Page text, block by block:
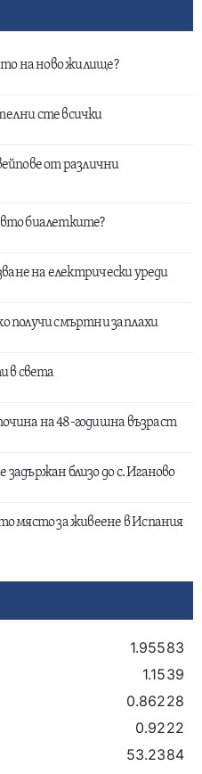
на ново жилище?
сте всички
от различни
биалетките?
на електрически уреди
получи смъртни заплахи
в света
на 48-годишна възраст
близо до с. Иганово
място за живеене в Испания
1.95583
1.1539
0.86228
0.9222
53.2384